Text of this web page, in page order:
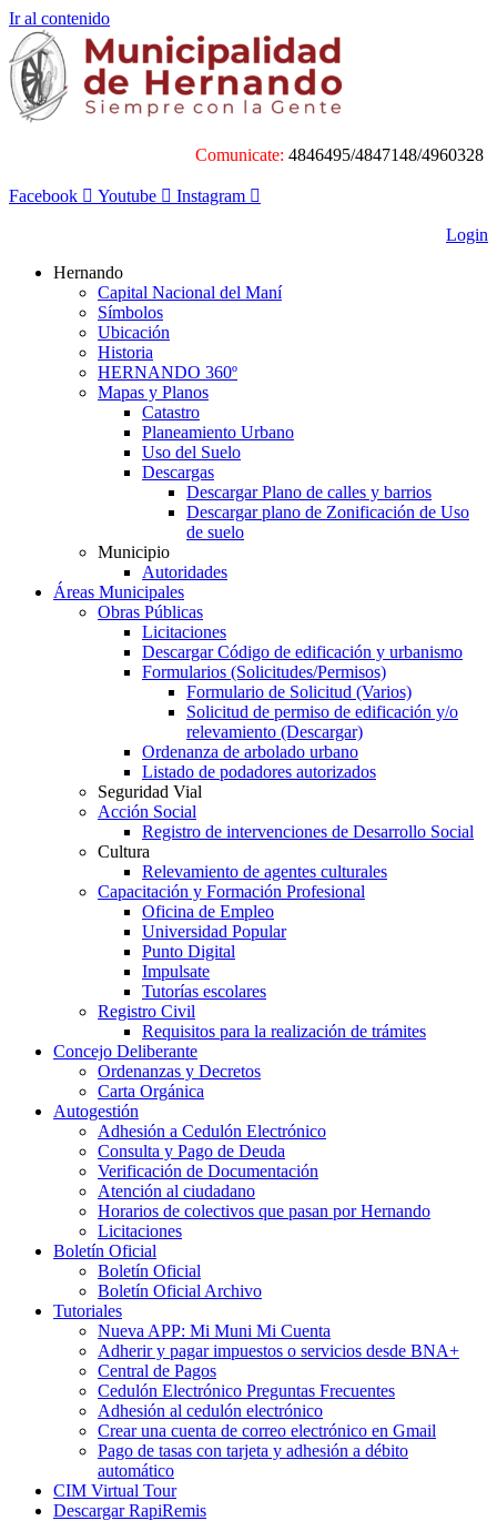
Ir al contenido
Comunicate: 4846495/4847148/4960328
Facebook Youtube Instagram
Login
Hernando
Capital Nacional del Maní
Símbolos
Ubicación
Historia
HERNANDO 360º
Mapas y Planos
Catastro
Planeamiento Urbano
Uso del Suelo
Descargas
Descargar Plano de calles y barrios
Descargar plano de Zonificación de Uso
de suelo
Municipio
Autoridades
Áreas Municipales
Obras Públicas
Licitaciones
Descargar Código de edificación y urbanismo
Formularios (Solicitudes/Permisos)
Formulario de Solicitud (Varios)
Solicitud de permiso de edificación y/o
relevamiento (Descargar)
Ordenanza de arbolado urbano
Listado de podadores autorizados
Seguridad Vial
Acción Social
Registro de intervenciones de Desarrollo Social
Cultura
Relevamiento de agentes culturales
Capacitación y Formación Profesional
Oficina de Empleo
Universidad Popular
Punto Digital
Impulsate
Tutorías escolares
Registro Civil
Requisitos para la realización de trámites
Concejo Deliberante
Ordenanzas y Decretos
Carta Orgánica
Autogestión
Adhesión a Cedulón Electrónico
Consulta y Pago de Deuda
Verificación de Documentación
Atención al ciudadano
Horarios de colectivos que pasan por Hernando
Licitaciones
Boletín Oficial
Boletín Oficial
Boletín Oficial Archivo
Tutoriales
Nueva APP: Mi Muni Mi Cuenta
Adherir y pagar impuestos o servicios desde BNA+
Central de Pagos
Cedulón Electrónico Preguntas Frecuentes
Adhesión al cedulón electrónico
Crear una cuenta de correo electrónico en Gmail
Pago de tasas con tarjeta y adhesión a débito
automático
CIM Virtual Tour
Descargar RapiRemis